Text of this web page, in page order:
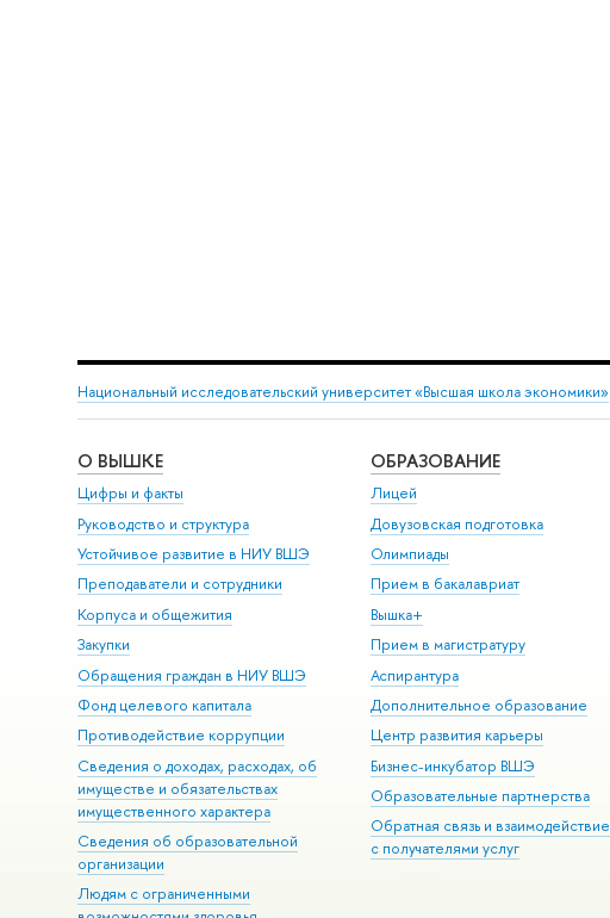
Национальный исследовательский университет «Высшая школа экономики»
О ВЫШКЕ
Цифры и факты
Руководство и структура
Устойчивое развитие в НИУ ВШЭ
Преподаватели и сотрудники
Корпуса и общежития
Закупки
Обращения граждан в НИУ ВШЭ
Фонд целевого капитала
Противодействие коррупции
Сведения о доходах, расходах, об
имуществе и обязательствах
имущественного характера
Сведения об образовательной
организации
Людям с ограниченными
ОБРАЗОВАНИЕ
Лицей
Довузовская подготовка
Олимпиады
Прием в бакалавриат
Вышка+
Прием в магистратуру
Аспирантура
Дополнительное образование
Центр развития карьеры
Бизнес-инкубатор ВШЭ
Образовательные партнерства
Обратная связь и взаимодействие
с получателями услуг